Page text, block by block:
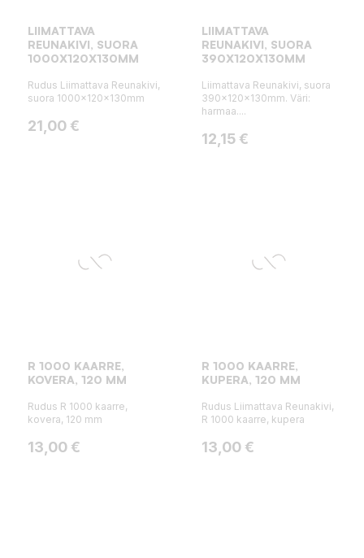
LIIMATTAVA
REUNAKIVI, SUORA
1000X120X130MM
Rudus Liimattava Reunakivi,
suora 1000x120x130mm
Hinta
21,00 €
LIIMATTAVA
REUNAKIVI, SUORA
390X120X130MM
Liimattava Reunakivi, suora
390x120x130mm. Väri:
harmaa....
Hinta
12,15 €
R 1000 KAARRE,
KOVERA, 120 MM
Rudus R 1000 kaarre,
kovera, 120 mm
Hinta
13,00 €
R 1000 KAARRE,
KUPERA, 120 MM
Rudus Liimattava Reunakivi,
R 1000 kaarre, kupera
Hinta
13,00 €